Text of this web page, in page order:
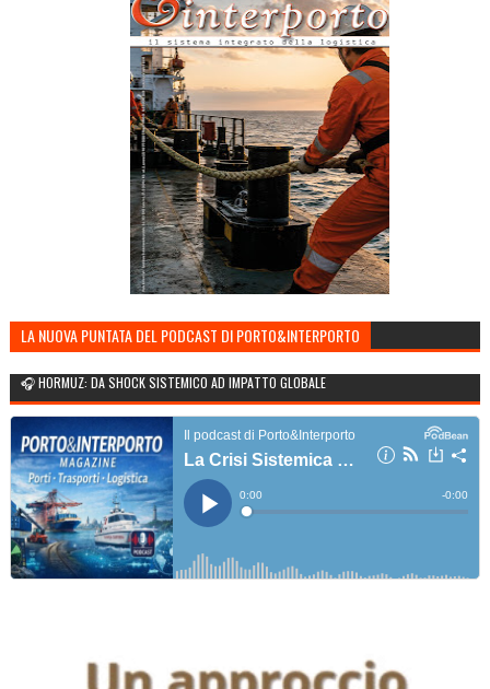
LA NUOVA PUNTATA DEL PODCAST DI PORTO&INTERPORTO
🎧 HORMUZ: DA SHOCK SISTEMICO AD IMPATTO GLOBALE